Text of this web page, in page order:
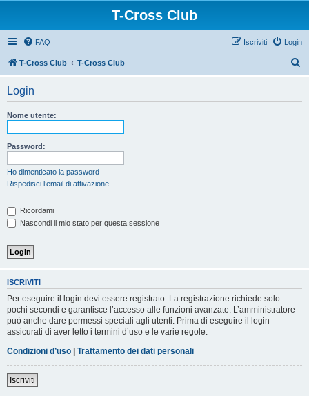
T-Cross Club
FAQ Login
Iscriviti
T-Cross Club T-Cross Club
Login
Nome utente:
Password:
Ho dimenticato la password
Rispedisci l’email di attivazione
Ricordami
Nascondi il mio stato per questa sessione
ISCRIVITI
Per eseguire il login devi essere registrato. La registrazione richiede solo
pochi secondi e garantisce l’accesso alle funzioni avanzate. L’amministratore
può anche dare permessi speciali agli utenti. Prima di eseguire il login
assicurati di aver letto i termini d’uso e le varie regole.
Condizioni d’uso | Trattamento dei dati personali
Iscriviti